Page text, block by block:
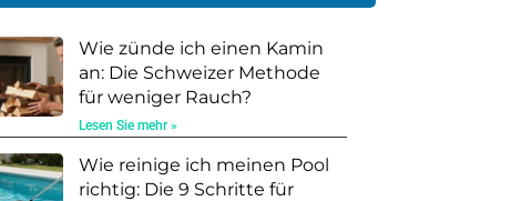
Wie zünde ich einen Kamin
an: Die Schweizer Methode
für weniger Rauch?
Lesen Sie mehr »
Wie reinige ich meinen Pool
richtig: Die 9 Schritte für